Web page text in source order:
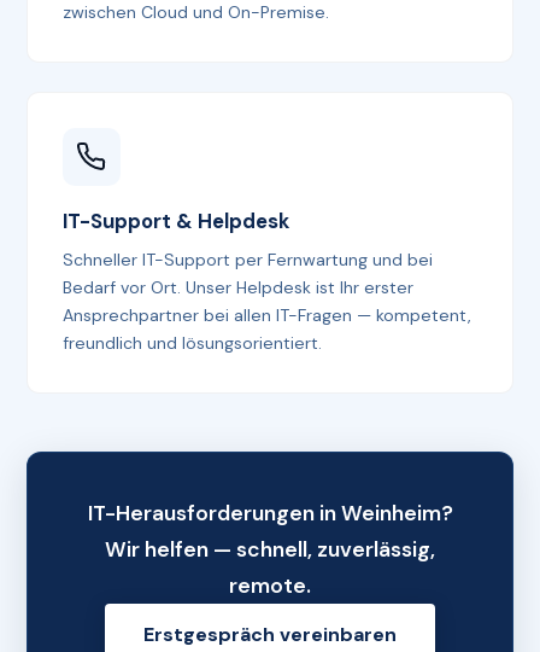
zwischen Cloud und On-Premise.
IT-Support & Helpdesk
Schneller IT-Support per Fernwartung und bei
Bedarf vor Ort. Unser Helpdesk ist Ihr erster
Ansprechpartner bei allen IT-Fragen — kompetent,
freundlich und lösungsorientiert.
IT-Herausforderungen in Weinheim?
Wir helfen — schnell, zuverlässig,
remote.
Erstgespräch vereinbaren